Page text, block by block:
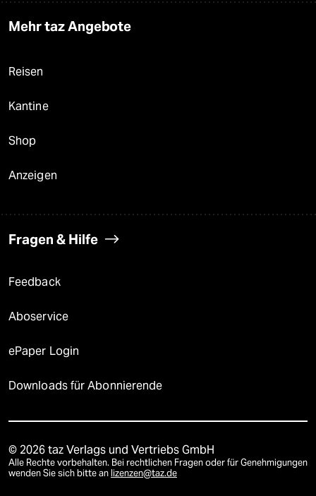
Mehr taz Angebote
Reisen
Kantine
Shop
Anzeigen
Fragen & Hilfe
Feedback
Aboservice
ePaper Login
Downloads für Abonnierende
© 2026 taz Verlags und Vertriebs GmbH
Alle Rechte vorbehalten. Bei rechtlichen Fragen oder für Genehmigungen
wenden Sie sich bitte an lizenzen@taz.de